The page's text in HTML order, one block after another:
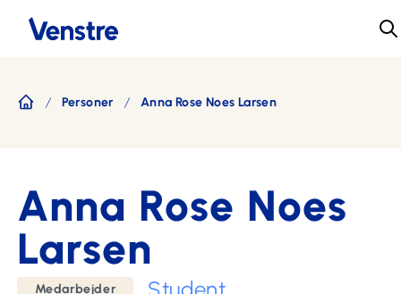
Personer Anna Rose Noes Larsen
Anna Rose Noes
Larsen
Medarbejder